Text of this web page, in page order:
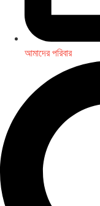
আমাদের পরিবার